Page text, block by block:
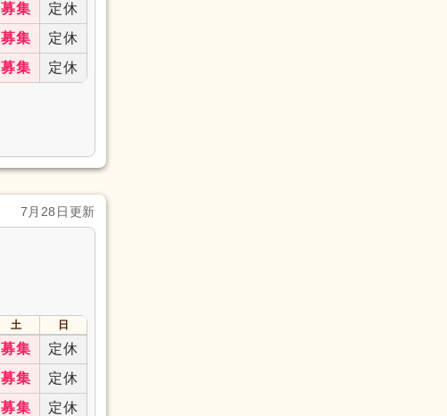
募集 定休
募集 定休
募集 定休
7月28日更新
土 日
募集 定休
募集 定休
募集 定休